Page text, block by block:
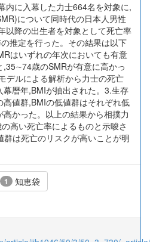
内に入幕した力士664名を対象に,
について同時代の日本人男性
以降の出生者を対象として死亡率
推定を行った。その結果は以下
はいずれの年次においても有意
,35∼74歳のSMRが有意に高かっ
デルによる解析から力士の死亡
暦年,BMIが抽出された。3.生存
値群,BMIの低値群はそれぞれ低
かった。以上の結果から相撲力
高い死亡率によるものと示唆さ
は死亡のリスクが高いことが明
1 知恵袋